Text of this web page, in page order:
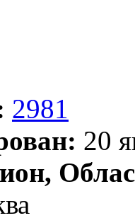
2981
20